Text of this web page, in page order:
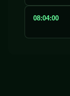
08:04:00